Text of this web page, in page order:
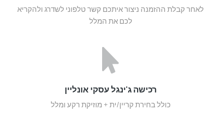
לאחר קבלת ההזמנה ניצור איתכם קשר טלפוני לשדרג ולהקריא
לכם את המלל
רכישה ג'ינגל עסקי אונליין
כולל בחירת קריין/ית + מוזיקת רקע ומלל